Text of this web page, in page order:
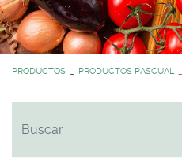
PRODUCTOS PRODUCTOS PASCUAL